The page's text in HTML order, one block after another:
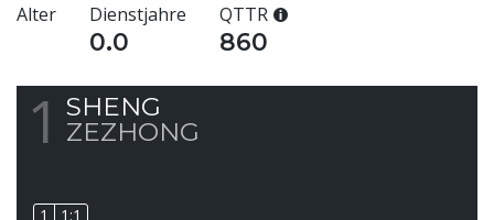
Alter
Dienstjahre
0.0
QTTR
860
1 SHENG
ZEZHONG
1 1:1